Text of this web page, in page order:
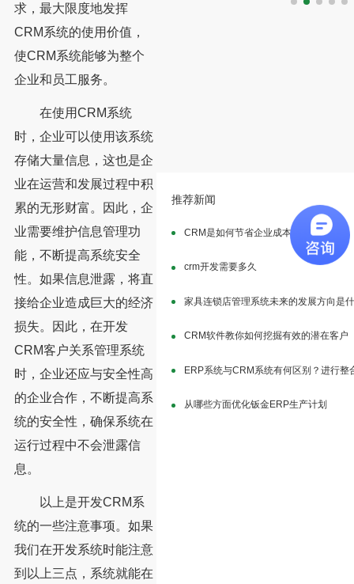
求，最大限度地发挥
CRM系统的使用价值，
使CRM系统能够为整个
企业和员工服务。
在使用CRM系统
时，企业可以使用该系统
存储大量信息，这也是企
业在运营和发展过程中积
累的无形财富。因此，企
业需要维护信息管理功
能，不断提高系统安全
性。如果信息泄露，将直
接给企业造成巨大的经济
损失。因此，在开发
CRM客户关系管理系统
时，企业还应与安全性高
的企业合作，不断提高系
统的安全性，确保系统在
运行过程中不会泄露信
息。
以上是开发CRM系
统的一些注意事项。如果
我们在开发系统时能注意
到以上三点，系统就能在
推荐新闻
CRM是如何节省企业成本的？
crm开发需要多久
家具连锁店管理系统未来的发展方向是
CRM软件教你如何挖掘有效的潜在客户
ERP系统与CRM系统有何区别？进行整
从哪些方面优化钣金ERP生产计划